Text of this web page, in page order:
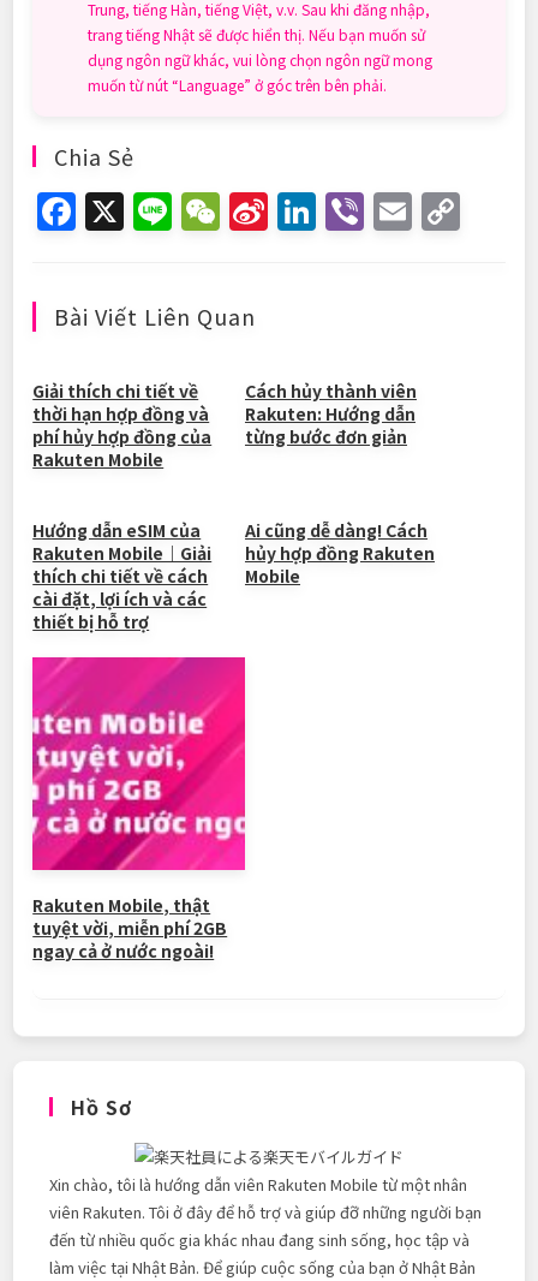
Trung, tiếng Hàn, tiếng Việt, v.v. Sau khi đăng nhập,
trang tiếng Nhật sẽ được hiển thị. Nếu bạn muốn sử
dụng ngôn ngữ khác, vui lòng chọn ngôn ngữ mong
muốn từ nút “Language” ở góc trên bên phải.
Chia Sẻ
F
e
o
o
k
X Li W
h
Si
b
o
Li
n
Vi E
Bài Viết Liên Quan
Giải thích chi tiết về
thời hạn hợp đồng và
phí hủy hợp đồng của
Rakuten Mobile
Cách hủy thành viên
Rakuten: Hướng dẫn
từng bước đơn giản
Hướng dẫn eSIM của
Rakuten Mobile｜Giải
thích chi tiết về cách
cài đặt, lợi ích và các
thiết bị hỗ trợ
Ai cũng dễ dàng! Cách
hủy hợp đồng Rakuten
Mobile
Rakuten Mobile, thật
tuyệt vời, miễn phí 2GB
ngay cả ở nước ngoài!
Hồ Sơ
Xin chào, tôi là hướng dẫn viên Rakuten Mobile từ một nhân
viên Rakuten. Tôi ở đây để hỗ trợ và giúp đỡ những người bạn
đến từ nhiều quốc gia khác nhau đang sinh sống, học tập và
làm việc tại Nhật Bản. Để giúp cuộc sống của bạn ở Nhật Bản